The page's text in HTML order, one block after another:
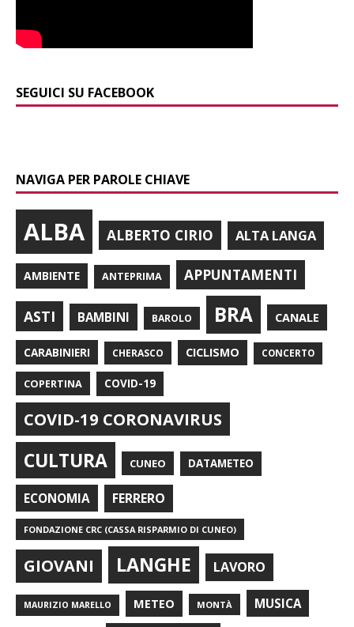
SEGUICI SU FACEBOOK
NAVIGA PER PAROLE CHIAVE
ALBA ALBERTO CIRIO ALTA LANGA
AMBIENTE ANTEPRIMA APPUNTAMENTI
ASTI BAMBINI BAROLO BRA CANALE
CARABINIERI CHERASCO CICLISMO CONCERTO
COPERTINA COVID-19
COVID-19 CORONAVIRUS
CULTURA CUNEO DATAMETEO
ECONOMIA FERRERO
FONDAZIONE CRC (CASSA RISPARMIO DI CUNEO)
GIOVANI LANGHE LAVORO
MAURIZIO MARELLO METEO MONTÀ MUSICA